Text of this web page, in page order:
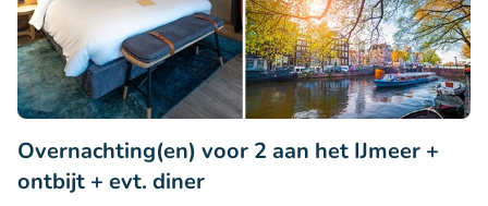
Overnachting(en) voor 2 aan het IJmeer +
ontbijt + evt. diner